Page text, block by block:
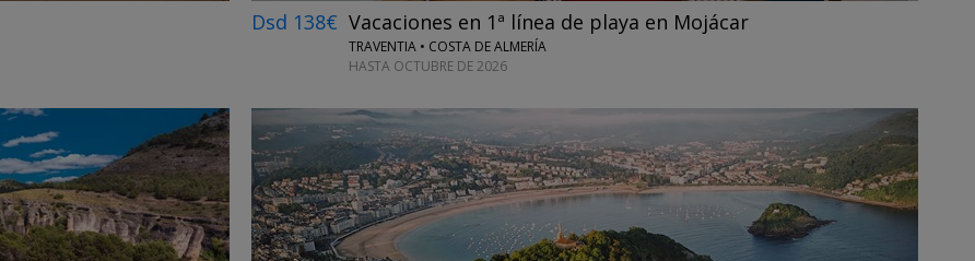
Dsd 138€ Vacaciones en 1ª línea de playa en Mojácar
TRAVENTIA • COSTA DE ALMERÍA
HASTA OCTUBRE DE 2026